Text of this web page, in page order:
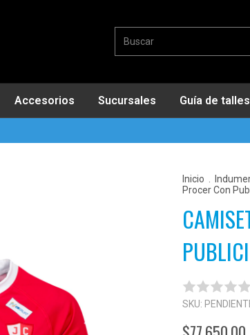
Accesorios Sucursales Guía de talles
Inicio
Procer Con
SKU: